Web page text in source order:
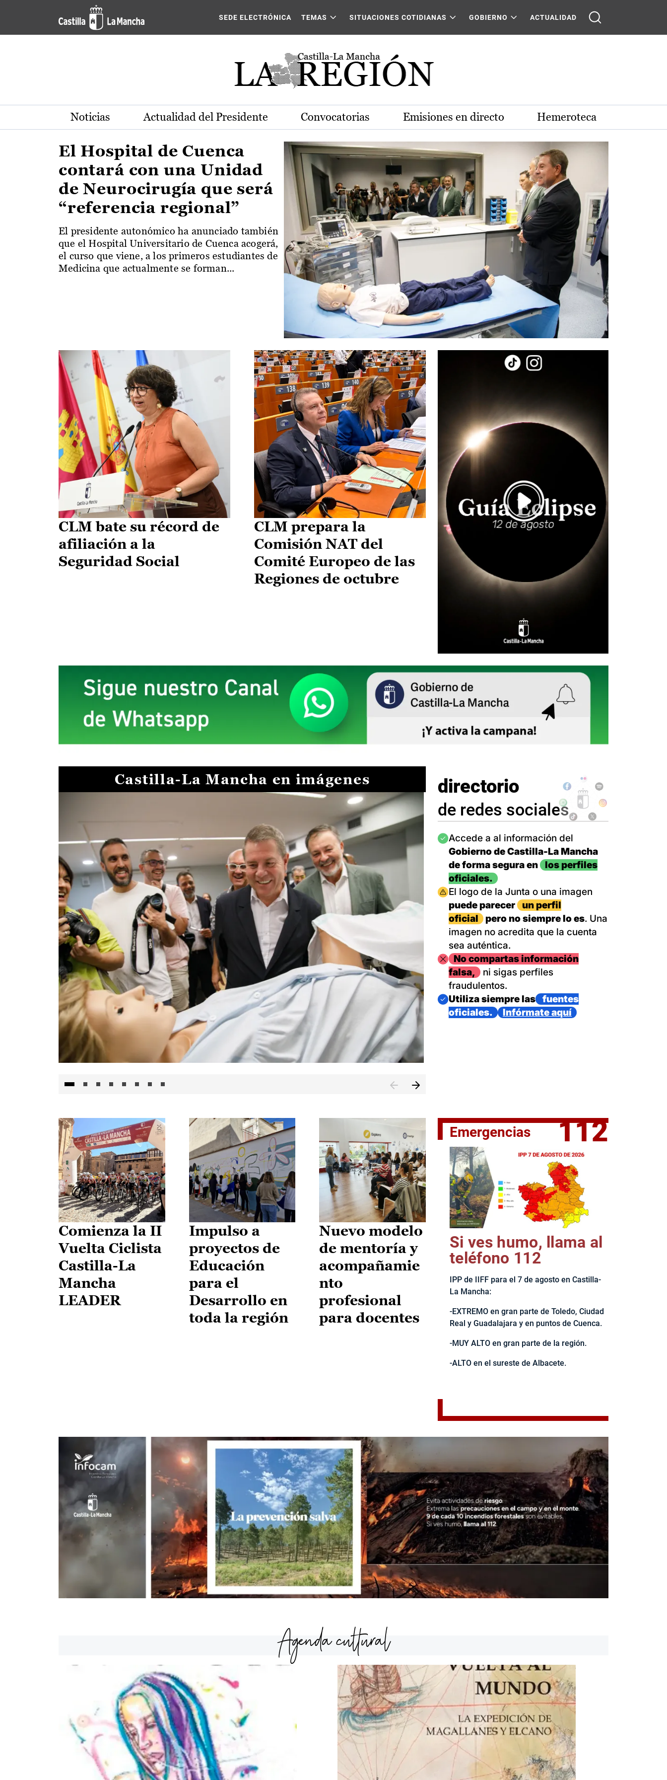
Pasar al contenido principal
Actualidad de la región de Castilla-La Mancha
SEDE ELECTRÓNICA TEMAS SITUACIONES COTIDIANAS GOBIERNO ACTUALIDAD
Noticias Actualidad del Presidente Convocatorias Emisiones en directo Hemeroteca
El Hospital de Cuenca
contará con una Unidad
de Neurocirugía que será
“referencia regional”
El presidente autonómico ha anunciado también
que el Hospital Universitario de Cuenca acogerá,
el curso que viene, a los primeros estudiantes de
Medicina que actualmente se forman...
CLM bate su récord de
afiliación a la
Seguridad Social
CLM prepara la
Comisión NAT del
Comité Europeo de las
Regiones de octubre
Castilla-La Mancha en imágenes
El jefe del Ejecutivo castellanomanchego, Emiliano García-
directorio
de redes sociales
Imagen
Accede a al información del
Gobierno de Castilla-La Mancha
de forma segura en
los perfiles
oficiales.
Imagen
El logo de la Junta o una imagen
puede parecer
un perfil
oficial
pero no siempre lo es. Una
imagen no acredita que la cuenta
sea auténtica.
ImagenNo compartas información
falsa,
ni sigas perfiles
fraudulentos.
Imagen
Utiliza siempre las
fuentes
oficiales.
Infórmate aquí
Comienza la II
Vuelta Ciclista
Castilla-La
Mancha
LEADER
Impulso a
proyectos de
Educación
para el
Desarrollo en
toda la región
Nuevo modelo
de mentoría y
acompañamie
nto
profesional
para docentes
Emergencias 112
Si ves humo, llama al
teléfono 112
IPP de IIFF para el 7 de agosto en Castilla-
La Mancha:
-EXTREMO en gran parte de Toledo, Ciudad
Real y Guadalajara y en puntos de Cuenca.
-MUY ALTO en gran parte de la región.
-ALTO en el sureste de Albacete.
Agenda cultural